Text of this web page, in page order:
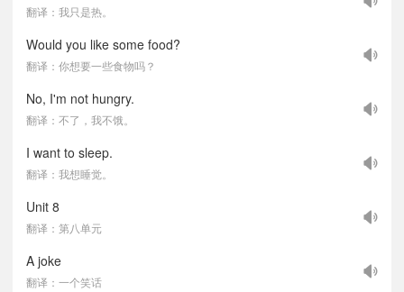
翻译：我只是热。
Would you like some food?
翻译：你想要一些食物吗？
No, I'm not hungry.
翻译：不了，我不饿。
I want to sleep.
翻译：我想睡觉。
Unit 8
翻译：第八单元
A joke
翻译：一个笑话